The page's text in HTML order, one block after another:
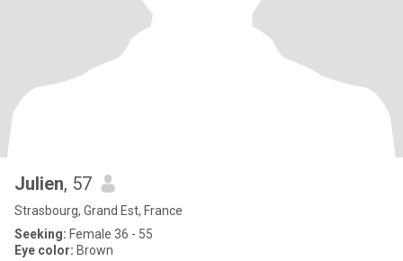
Julien, 57
Strasbourg, Grand Est, France
Seeking: Female 36 - 55
Eye color: Brown